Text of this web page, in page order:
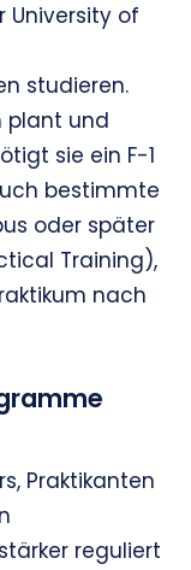
University of
studieren.
plant und
sie ein F-1
bestimmte
oder später
Training),
nach
Praktikanten
reguliert